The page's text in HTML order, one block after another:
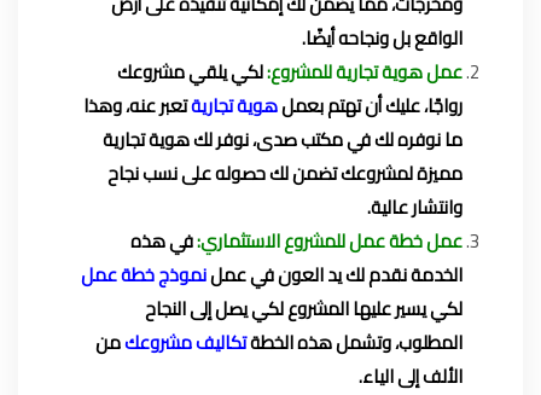
الواقع بل ونجاحه أيضًا.
عمل هوية تجارية للمشروع:لكي يلقي مشروعك
رواجًا، عليك أن تهتم بعملهوية تجاريةتعبر عنه، وهذا
ما نوفره لك في مكتب صدى، نوفر لك هوية تجارية
مميزة لمشروعك تضمن لك حصوله على نسب نجاح
وانتشار عالية.
عمل خطة عمل للمشروع الاستثماري:في هذه
الخدمة نقدم لك يد العون في عملنموذج خطة عمل
لكي يسير عليها المشروع لكي يصل إلى النجاح
المطلوب، وتشمل هذه الخطةتكاليف مشروعكمن
الألف إلى الياء.